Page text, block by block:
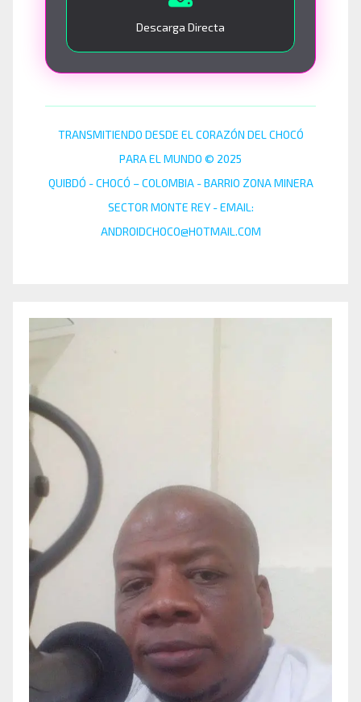
Descarga Directa
TRANSMITIENDO DESDE EL CORAZÓN DEL CHOCÓ
PARA EL MUNDO © 2025
QUIBDÓ - CHOCÓ – COLOMBIA - BARRIO ZONA MINERA
SECTOR MONTE REY - EMAIL:
ANDROIDCHOCO@HOTMAIL.COM